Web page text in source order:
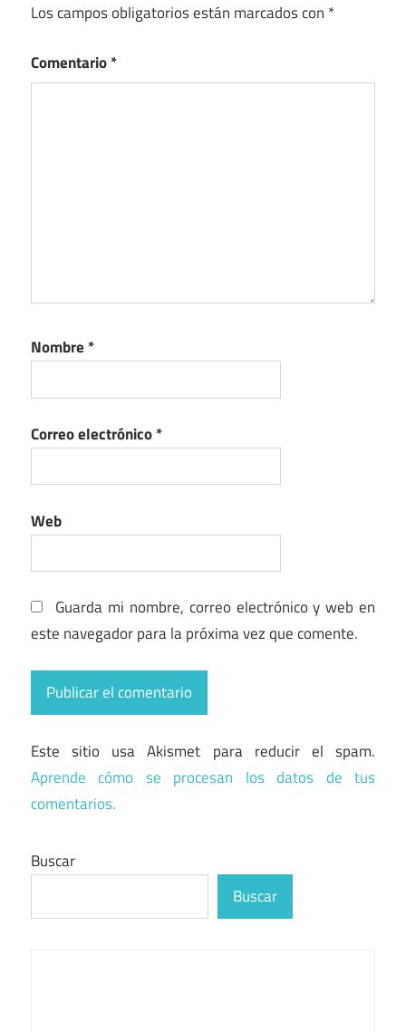
Los campos obligatorios están marcados con *
Comentario*
Nombre *
Correo electrónico*
Web
Guarda mi nombre, correo electrónico y web en
este navegador para la próxima vez que comente.
Este sitio usa Akismet para reducir el spam.
Aprende cómo se procesan los datos de tus
comentarios.
Buscar
Buscar